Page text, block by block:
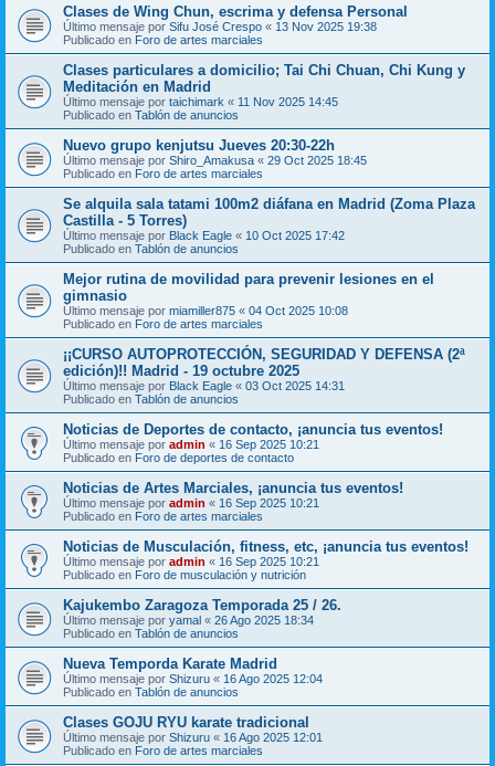
Clases de Wing Chun, escrima y defensa Personal
Último mensaje por Sifu José Crespo « 13 Nov 2025 19:38
Publicado en Foro de artes marciales
Clases particulares a domicilio; Tai Chi Chuan, Chi Kung y
Meditación en Madrid
Último mensaje por taichimark « 11 Nov 2025 14:45
Publicado en Tablón de anuncios
Nuevo grupo kenjutsu Jueves 20:30-22h
Último mensaje por Shiro_Amakusa « 29 Oct 2025 18:45
Publicado en Foro de artes marciales
Se alquila sala tatami 100m2 diáfana en Madrid (Zoma Plaza
Castilla - 5 Torres)
Último mensaje por Black Eagle « 10 Oct 2025 17:42
Publicado en Tablón de anuncios
Mejor rutina de movilidad para prevenir lesiones en el
gimnasio
Último mensaje por miamiller875 « 04 Oct 2025 10:08
Publicado en Foro de artes marciales
¡¡CURSO AUTOPROTECCIÓN, SEGURIDAD Y DEFENSA (2ª
edición)!! Madrid - 19 octubre 2025
Último mensaje por Black Eagle « 03 Oct 2025 14:31
Publicado en Tablón de anuncios
Noticias de Deportes de contacto, ¡anuncia tus eventos!
Último mensaje por admin « 16 Sep 2025 10:21
Publicado en Foro de deportes de contacto
Noticias de Artes Marciales, ¡anuncia tus eventos!
Último mensaje por admin « 16 Sep 2025 10:21
Publicado en Foro de artes marciales
Noticias de Musculación, fitness, etc, ¡anuncia tus eventos!
Último mensaje por admin « 16 Sep 2025 10:21
Publicado en Foro de musculación y nutrición
Kajukembo Zaragoza Temporada 25 / 26.
Último mensaje por yamal « 26 Ago 2025 18:34
Publicado en Tablón de anuncios
Nueva Temporda Karate Madrid
Último mensaje por Shizuru « 16 Ago 2025 12:04
Publicado en Tablón de anuncios
Clases GOJU RYU karate tradicional
Último mensaje por Shizuru « 16 Ago 2025 12:01
Publicado en Foro de artes marciales